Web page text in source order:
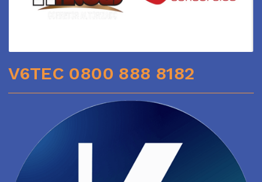
V6TEC 0800 888 8182